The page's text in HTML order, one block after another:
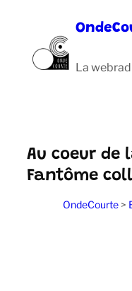
contenu
La
Au coeur de
Fantôme
OndeCourte>